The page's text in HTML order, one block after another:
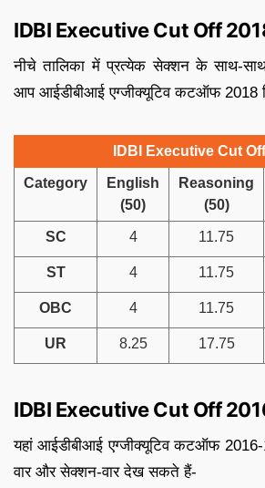
IDBI Executive Cut Off
नीचे तालिका में प्रत्येक सेक्शन के साथ-
आप आईडीबीआई एग्जीक्यूटिव कटऑफ 2018
IDBI Executive Cut
Category
English
(50)
Reasoning
(50)
SC 4 11.75
ST 4 11.75
OBC 4 11.75
UR 8.25 17.75
IDBI Executive Cut Off
यहां आईडीबीआई एग्जीक्यूटिव कटऑफ
वार और सेक्शन-वार देख सकते हैं-